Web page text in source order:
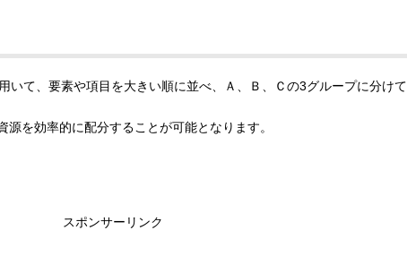
いて、要素や項目を大きい順に並べ、Ａ、Ｂ、Ｃの3グループに分けて
を効率的に配分することが可能となります。
スポンサーリンク